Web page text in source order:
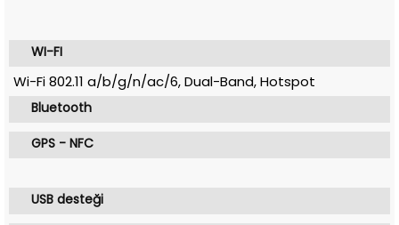
WI-FI
Wi-Fi 802.11 a/b/g/n/ac/6, Dual-Band, Hotspot
Bluetooth
GPS - NFC
USB desteği